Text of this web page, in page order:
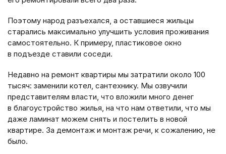
Поэтому народ разъехался, а оставшиеся жильцы
старались максимально улучшить условия проживания
самостоятельно. К примеру, пластиковое окно
в подъезде ставили соседи.
Недавно на ремонт квартиры мы затратили около 100
тысяч: заменили котел, сантехнику. Мы озвучили
представителям власти, что вложили много денег
в благоустройство жилья, на что нам ответили, что мы
даже ламинат можем снять и постелить в новой
квартире. За демонтаж и монтаж речи, к сожалению, не
было.